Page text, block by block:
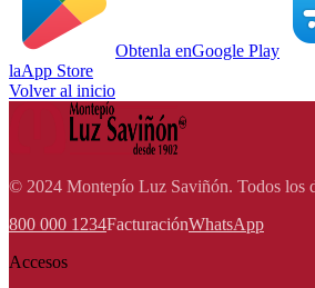
Obtenla enGoogle Play
laApp Store
Volver al inicio
© 2024 Montepío Luz Saviñón. Todos los
800 000 1234FacturaciónWhatsApp
Accesos